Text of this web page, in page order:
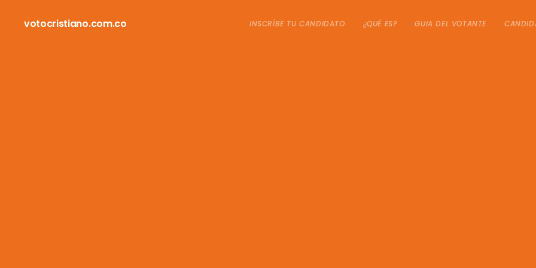
votocristiano.com.co INSCRÍBE TU CANDIDATO ¿QUÉ ES? GUIA DEL VOTANTE